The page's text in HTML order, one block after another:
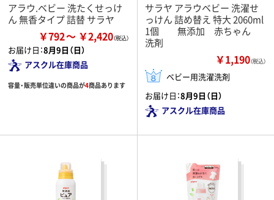
アラウ.ベビー 洗たくせっけ
ん 無香タイプ 詰替 サラヤ
￥792 ￥2,420
お届け日：8月9日（日）
アスクル在庫商品
容量・販売単位違いの商品が4商品あります
サラヤ アラウベビー 洗濯せ
っけん 詰め替え 特大 2060ml
1個 無添加 赤ちゃん
洗剤
￥1,190（税込）
ベビー用洗濯洗剤
お届け日：8月9日（日）
アスクル在庫商品